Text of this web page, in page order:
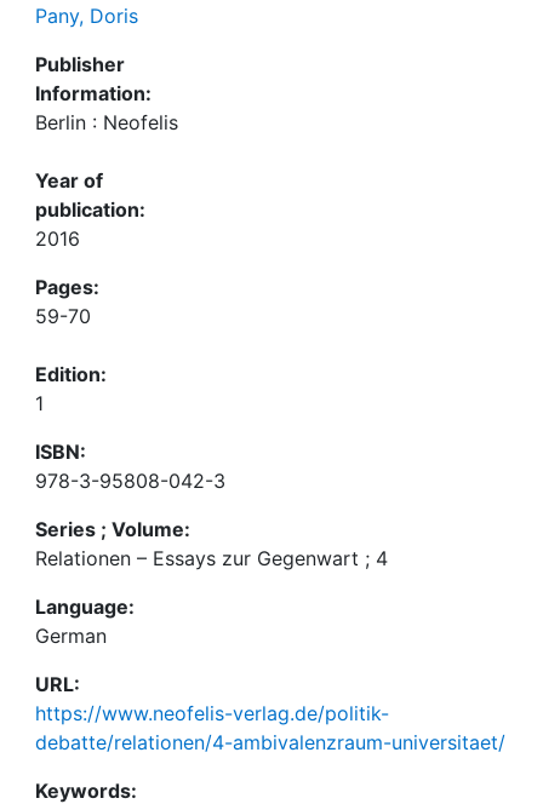
Pany, Doris
Publisher
Information:
Berlin : Neofelis
Year of
publication:
2016
Pages:
59-70
Edition:
1
ISBN:
978-3-95808-042-3
Series ; Volume:
Relationen – Essays zur Gegenwart ; 4
Language:
German
URL:
https://www.neofelis-verlag.de/politik-
debatte/relationen/4-ambivalenzraum-universitaet/
Keywords: